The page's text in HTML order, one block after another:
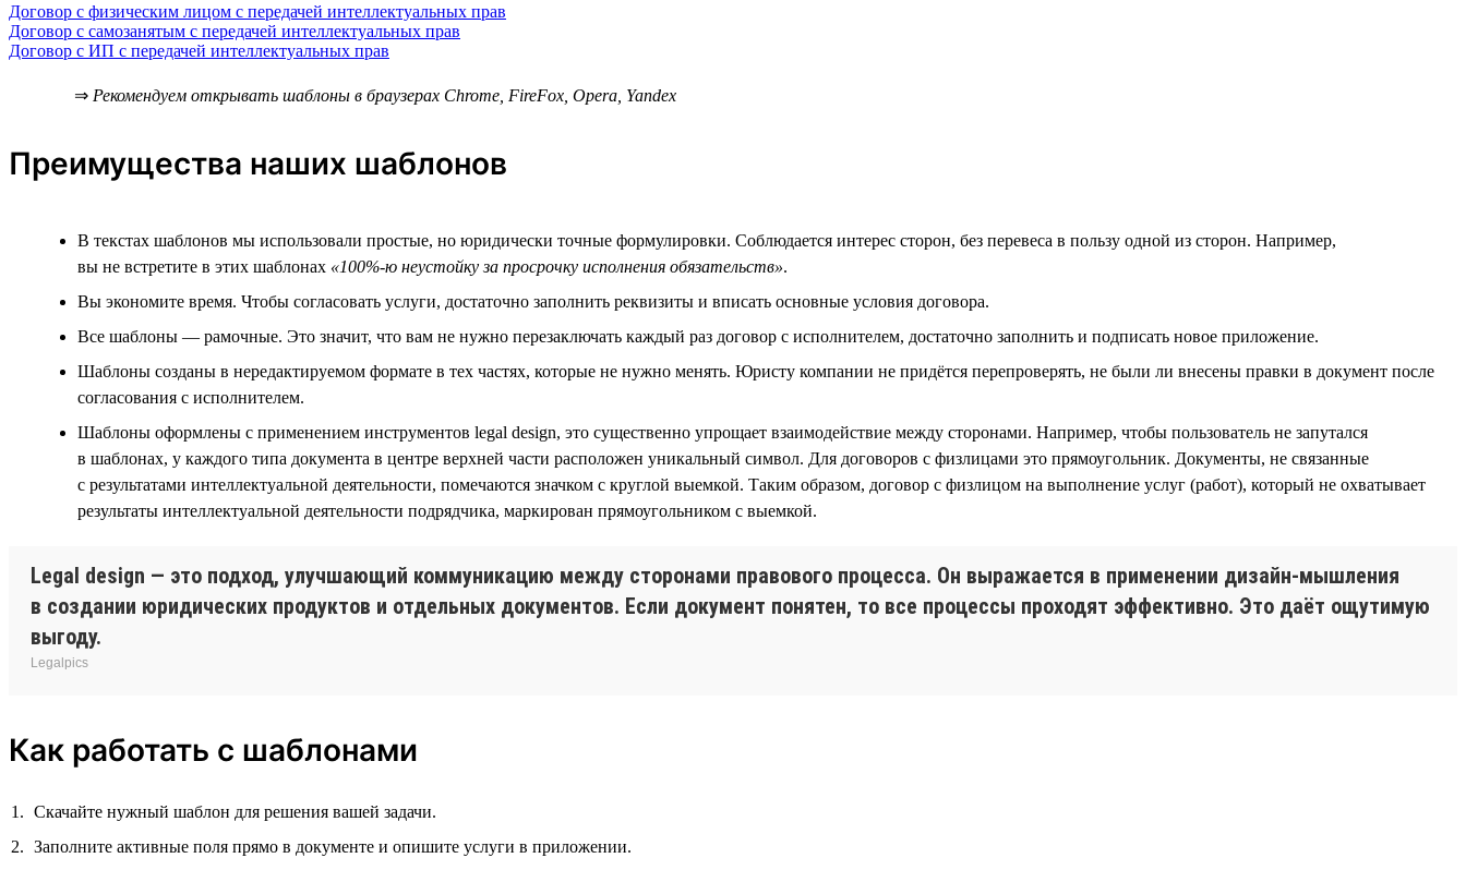
Договор с физическим лицом с передачей интеллектуальных прав
Договор с самозанятым с передачей интеллектуальных прав
Договор с ИП с передачей интеллектуальных прав
⇒ Рекомендуем открывать шаблоны в браузерах Chrome, FireFox, Opera, Yandex
Преимущества наших шаблонов
В текстах шаблонов мы использовали простые, но юридически точные формулировки. Соблюдается интерес сторон, без перевеса в пользу одной из сторон. Например,
вы не встретите в этих шаблонах «100%-ю неустойку за просрочку исполнения обязательств».
Вы экономите время. Чтобы согласовать услуги, достаточно заполнить реквизиты и вписать основные условия договора.
Все шаблоны — рамочные. Это значит, что вам не нужно перезаключать каждый раз договор с исполнителем, достаточно заполнить и подписать новое приложение.
Шаблоны созданы в нередактируемом формате в тех частях, которые не нужно менять. Юристу компании не придётся перепроверять, не были ли внесены правки в документ после
согласования с исполнителем.
Шаблоны оформлены с применением инструментов legal design, это существенно упрощает взаимодействие между сторонами. Например, чтобы пользователь не запутался
в шаблонах, у каждого типа документа в центре верхней части расположен уникальный символ. Для договоров с физлицами это прямоугольник. Документы, не связанные
с результатами интеллектуальной деятельности, помечаются значком с круглой выемкой. Таким образом, договор с физлицом на выполнение услуг (работ), который не охватывает
результаты интеллектуальной деятельности подрядчика, маркирован прямоугольником с выемкой.
Legal design — это подход, улучшающий коммуникацию между сторонами правового процесса. Он выражается в применении дизайн-мышления
в создании юридических продуктов и отдельных документов. Если документ понятен, то все процессы проходят эффективно. Это даёт ощутимую
выгоду.
Legalpics
Как работать с шаблонами
Скачайте нужный шаблон для решения вашей задачи.
Заполните активные поля прямо в документе и опишите услуги в приложении.